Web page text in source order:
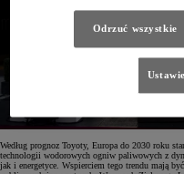
Według prognoz Toyoty, Europa do 2030 roku
technologii wodorowych ogniw paliwowych z
jak i energetyce. Wspierciem tego trendu mają
Odrzuć wszystkie